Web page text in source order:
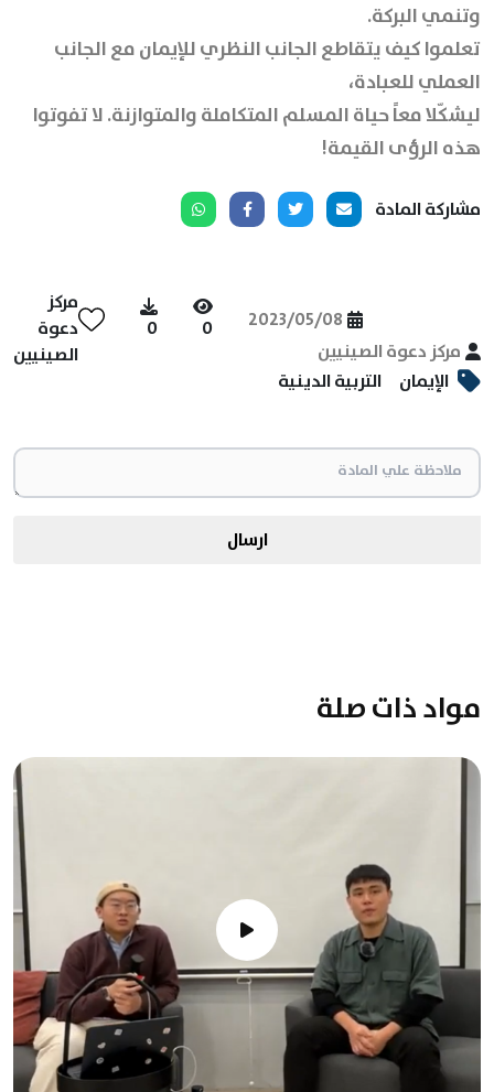
وتنمي البركة.
تعلموا كيف يتقاطع الجانب النظري للإيمان مع الجانب
العملي للعبادة،
ليشكّلا معاً حياة المسلم المتكاملة والمتوازنة. لا تفوتوا
هذه الرؤى القيمة!
مشاركة المادة
مركز دعوة الصينيين
2023/05/08
0
0
مركز
دعوة
الصينيين
الإيمان
التربية الدينية
ارسال
مواد ذات صلة